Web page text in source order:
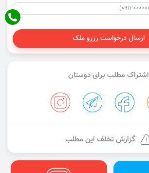
ارسال درخواست رزرو ملک
اشتراک مطلب برای دوستان
گزارش تخلف این مطلب